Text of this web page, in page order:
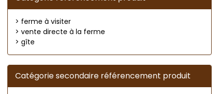
> ferme à visiter
> vente directe à la ferme
> gîte
Catégorie secondaire référencement produit